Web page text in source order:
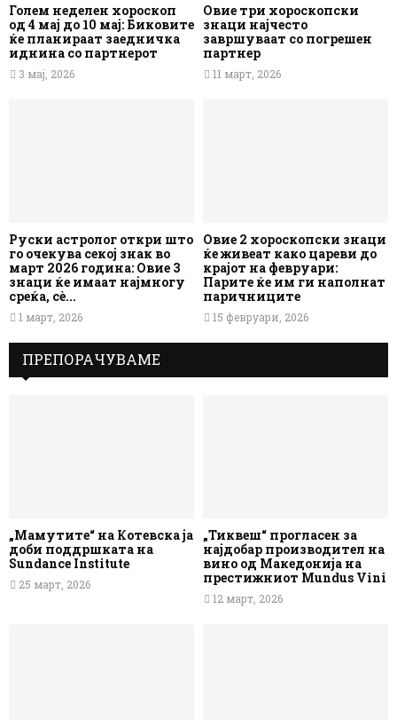
Голем неделен хороскоп
од 4 мај до 10 мај: Биковите
ќе планираат заедничка
иднина со партнерот
3 мај, 2026
Овие три хороскопски
знаци најчесто
завршуваат со погрешен
партнер
11 март, 2026
Руски астролог откри што
го очекува секој знак во
март 2026 година: Овие 3
знаци ќе имаат најмногу
среќа, сè...
1 март, 2026
Овие 2 хороскопски знаци
ќе живеат како цареви до
крајот на февруари:
Парите ќе им ги наполнат
паричниците
15 февруари, 2026
ПРЕПОРАЧУВАМЕ
„Мамутите“ на Котевска ја
доби поддршката на
Sundance Institute
25 март, 2026
„Тиквеш“ прогласен за
најдобар производител на
вино од Македонија на
престижниот Mundus Vini
12 март, 2026